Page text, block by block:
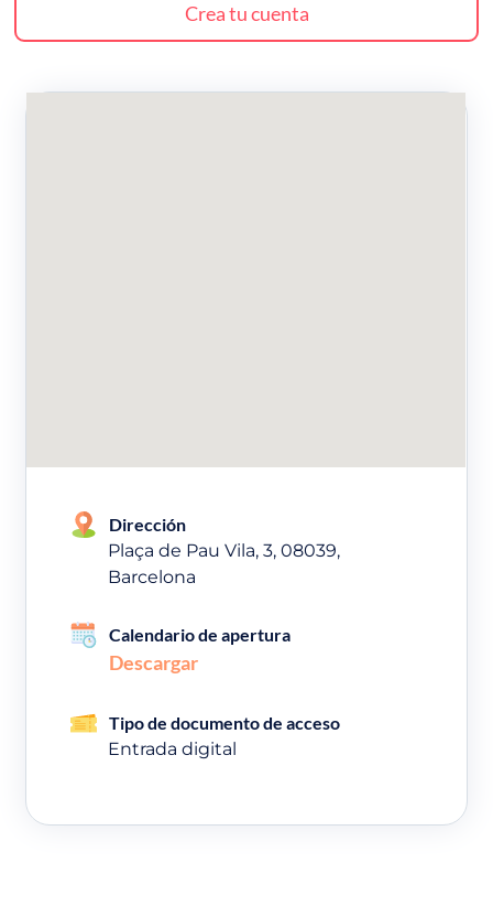
Crea tu cuenta
Dirección
Plaça de Pau Vila, 3, 08039,
Barcelona
Calendario de apertura
Descargar
Tipo de documento de acceso
Entrada digital